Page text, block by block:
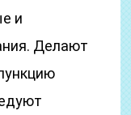
и
Делают